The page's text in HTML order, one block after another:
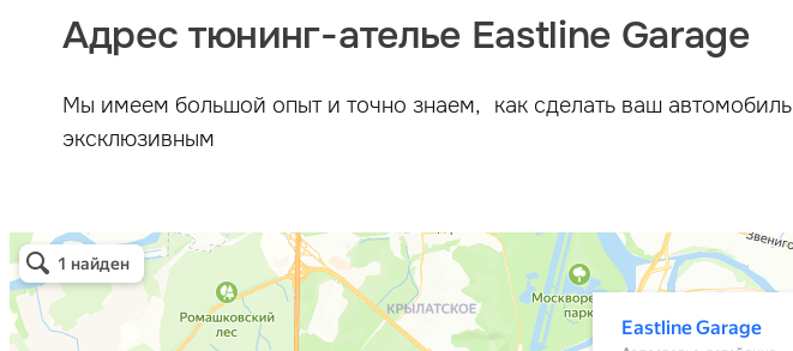
Адрес тюнинг-ателье Eastline Garage
Мы имеем большой опыт и точно знаем, как сделать ваш автомобиль
эксклюзивным